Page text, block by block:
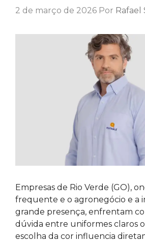
2 de março de 2026 Por Rafael
Empresas de Rio Verde (GO),
frequente e o agronegócio e a
grande presença, enfrentam
dúvida entre uniformes claros
escolha da cor influencia